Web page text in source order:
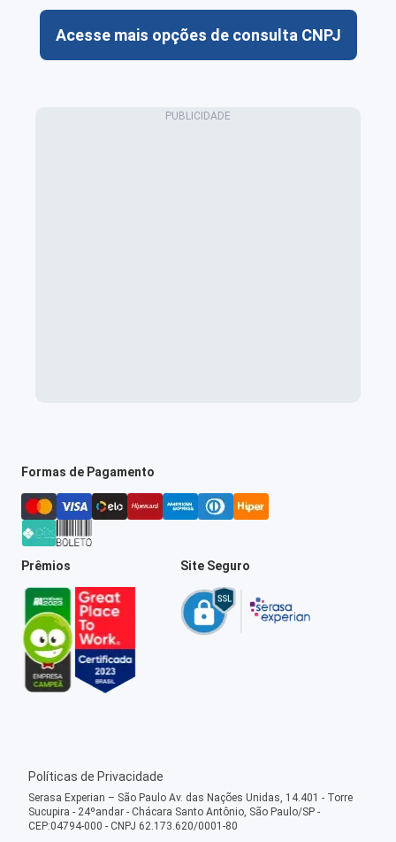
Acesse mais opções de consulta CNPJ
Formas de Pagamento
Prêmios Site Seguro
Políticas de Privacidade
Serasa Experian – São Paulo Av. das Nações Unidas, 14.401 - Torre
Sucupira - 24ºandar - Chácara Santo Antônio, São Paulo/SP -
CEP:04794-000 - CNPJ 62.173.620/0001-80